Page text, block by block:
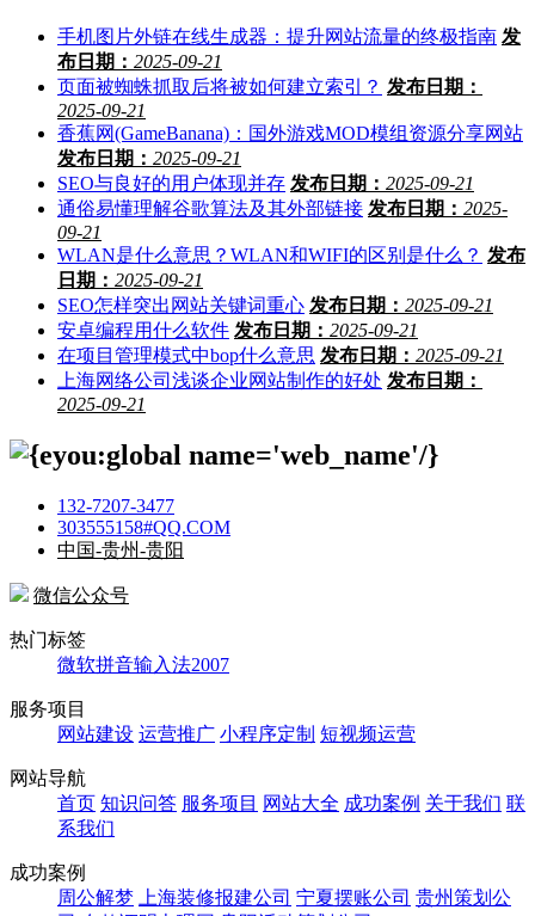
手机图片外链在线生成器：提升网站流量的终极指南 发
布日期： 2025-09-21
页面被蜘蛛抓取后将被如何建立索引？ 发布日期：
2025-09-21
香蕉网(GameBanana)：国外游戏MOD模组资源分享网站
发布日期： 2025-09-21
SEO与良好的用户体现并存 发布日期： 2025-09-21
通俗易懂理解谷歌算法及其外部链接 发布日期： 2025-
09-21
WLAN是什么意思？WLAN和WIFI的区别是什么？ 发布
日期： 2025-09-21
SEO怎样突出网站关键词重心 发布日期： 2025-09-21
安卓编程用什么软件 发布日期： 2025-09-21
在项目管理模式中bop什么意思 发布日期： 2025-09-21
上海网络公司浅谈企业网站制作的好处 发布日期：
2025-09-21
132-7207-3477
303555158#QQ.COM
中国-贵州-贵阳
微信公众号
热门标签
微软拼音输入法2007
服务项目
网站建设 运营推广 小程序定制 短视频运营
网站导航
首页 知识问答 服务项目 网站大全 成功案例 关于我们 联
系我们
成功案例
周公解梦
上海装修报建公司 宁夏摆账公司 贵州策划公